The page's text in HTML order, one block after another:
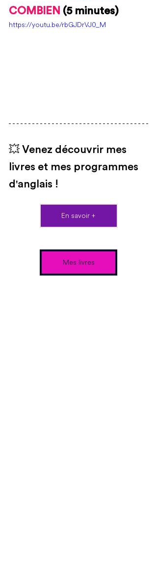
COMBIEN (5 minutes)
https://youtu.be/rbGJDrVJ0_M
💥 Venez découvrir mes
livres et mes programmes
d'anglais !
En savoir +
Mes livres